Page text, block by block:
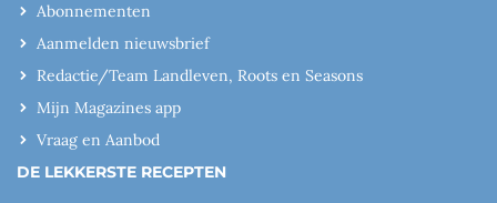
Abonnementen
Aanmelden nieuwsbrief
Redactie/Team Landleven, Roots en Seasons
Mijn Magazines app
Vraag en Aanbod
DE LEKKERSTE RECEPTEN